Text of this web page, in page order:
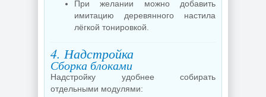
При желании можно добавить
имитацию деревянного настила
лёгкой тонировкой.
4. Надстройка
Сборка блоками
Надстройку удобнее собирать
отдельными модулями: